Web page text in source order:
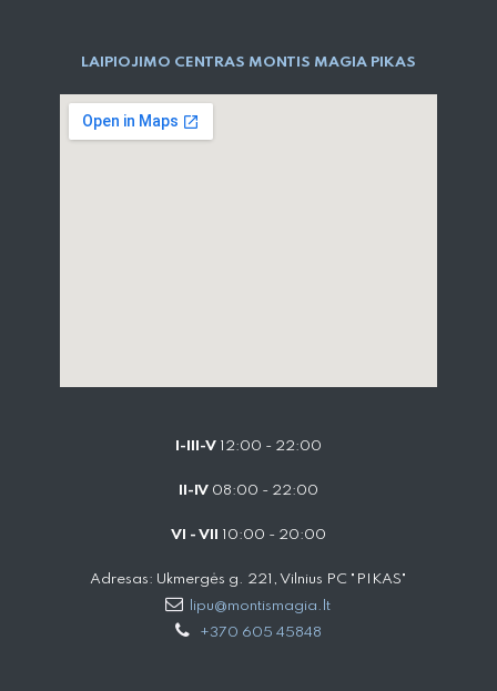
LAIPIOJIMO CENTRAS MONTIS MAGIA PIKAS
I-III-V 12:00 - 22:00
II-IV 08:00 - 22:00
VI - VII 10:00 - 20:00
Adresas: Ukmergės g. 221, Vilnius PC "PIKAS"
lipu@montismagia.lt
+370 605 45848